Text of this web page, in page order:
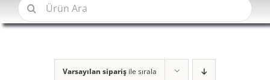
ara:
Varsayılan sipariş ile sırala